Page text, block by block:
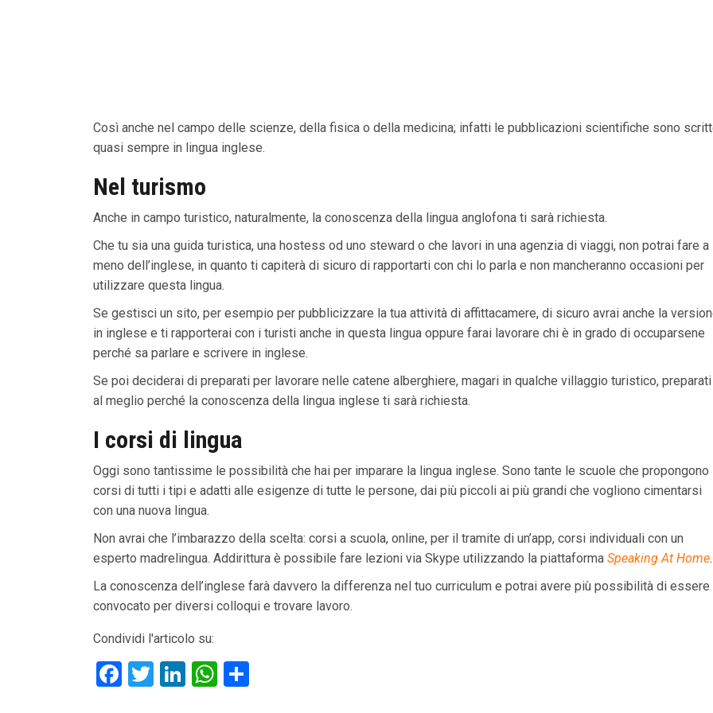
Così anche nel campo delle scienze, della fisica o della medicina; infatti le pubblicazioni scientifiche sono
quasi sempre in lingua inglese.
Nel turismo
Anche in campo turistico, naturalmente, la conoscenza della lingua anglofona ti sarà richiesta.
Che tu sia una guida turistica, una hostess od uno steward o che lavori in una agenzia di viaggi, non potrai fare a
meno dell’inglese, in quanto ti capiterà di sicuro di rapportarti con chi lo parla e non mancheranno occasioni per
utilizzare questa lingua.
Se gestisci un sito, per esempio per pubblicizzare la tua attività di affittacamere, di sicuro avrai anche la
in inglese e ti rapporterai con i turisti anche in questa lingua oppure farai lavorare chi è in grado di occuparsene
perché sa parlare e scrivere in inglese.
Se poi deciderai di preparati per lavorare nelle catene alberghiere, magari in qualche villaggio turistico, preparati
al meglio perché la conoscenza della lingua inglese ti sarà richiesta.
I corsi di lingua
Oggi sono tantissime le possibilità che hai per imparare la lingua inglese. Sono tante le scuole che propongono
corsi di tutti i tipi e adatti alle esigenze di tutte le persone, dai più piccoli ai più grandi che vogliono cimentarsi
con una nuova lingua.
Non avrai che l’imbarazzo della scelta: corsi a scuola, online, per il tramite di un’app, corsi individuali con un
esperto madrelingua. Addirittura è possibile fare lezioni via Skype utilizzando la piattaforma Speaking At Home.
La conoscenza dell’inglese farà davvero la differenza nel tuo curriculum e potrai avere più possibilità di essere
convocato per diversi colloqui e trovare lavoro.
Condividi l'articolo su:
F
T
Li
W